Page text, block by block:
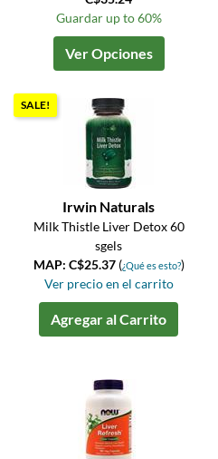
Guardar up to 60%
Ver Opciones
SALE!
Irwin Naturals
Milk Thistle Liver Detox 60
sgels
MAP: C$25.37 (¿Qué es esto?)
Ver precio en el carrito
Agregar al Carrito